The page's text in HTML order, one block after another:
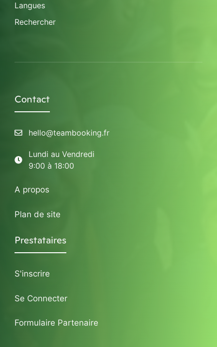
Langues
Rechercher
Contact
hello@teambooking.fr
Lundi au Vendredi
9:00 à 18:00
A propos
Plan de site
Prestataires
S'inscrire
Se Connecter
Formulaire Partenaire